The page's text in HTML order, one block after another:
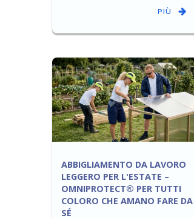
PIÙ
ABBIGLIAMENTO DA LAVORO
LEGGERO PER L'ESTATE –
OMNIPROTECT® PER TUTTI
COLORO CHE AMANO FARE DA
SÉ